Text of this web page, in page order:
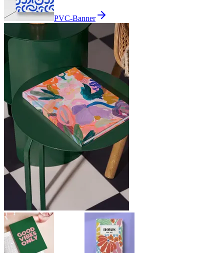
PVC-Banner